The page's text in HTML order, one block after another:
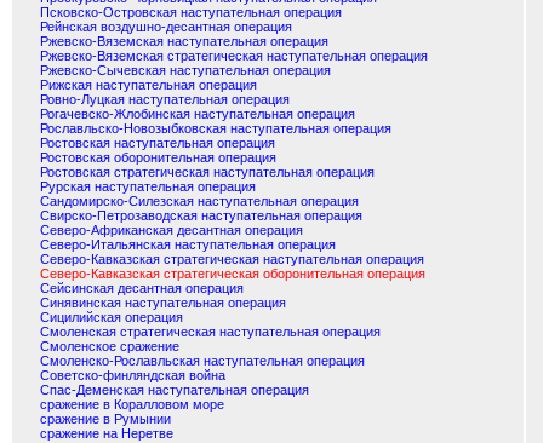
Псковско-Островская наступательная операция
Рейнская воздушно-десантная операция
Ржевско-Вяземская наступательная операция
Ржевско-Вяземская стратегическая наступательная операция
Ржевско-Сычевская наступательная операция
Рижская наступательная операция
Ровно-Луцкая наступательная операция
Рогачевско-Жлобинская наступательная операция
Рославльско-Новозыбковская наступательная операция
Ростовская наступательная операция
Ростовская оборонительная операция
Ростовская стратегическая наступательная операция
Рурская наступательная операция
Сандомирско-Силезская наступательная операция
Свирско-Петрозаводская наступательная операция
Северо-Африканская десантная операция
Северо-Итальянская наступательная операция
Северо-Кавказская стратегическая наступательная операция
Северо-Кавказская стратегическая оборонительная операция
Сейсинская десантная операция
Синявинская наступательная операция
Сицилийская операция
Смоленская стратегическая наступательная операция
Смоленское сражение
Смоленско-Рославльская наступательная операция
Советско-финляндская война
Спас-Деменская наступательная операция
сражение в Коралловом море
сражение в Румынии
сражение на Неретве